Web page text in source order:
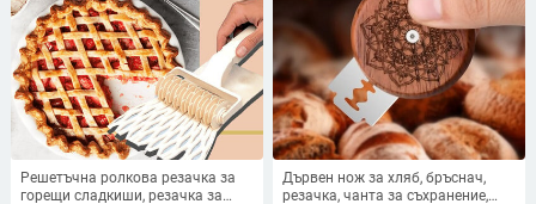
Решетъчна ролкова резачка за
горещи сладкиши, резачка за
Дървен нож за хляб, бръснач,
резачка, чанта за съхранение,